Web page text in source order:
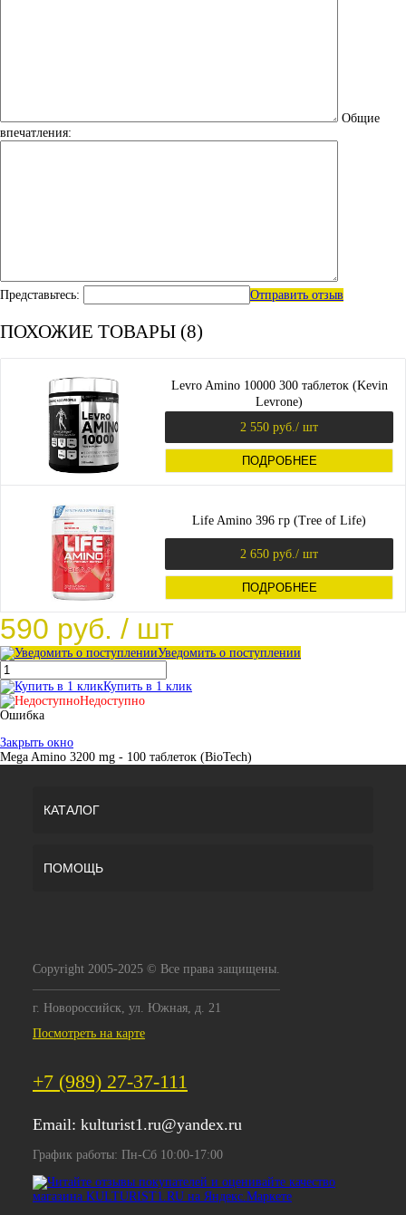
Общие
впечатления:
Представьтесь: Отправить отзыв
ПОХОЖИЕ ТОВАРЫ (8)
Levro Amino 10000 300 таблеток (Kevin
Levrone)
2 550 руб. / шт
ПОДРОБНЕЕ
Life Amino 396 гр (Tree of Life)
2 650 руб. / шт
ПОДРОБНЕЕ
590 руб. / шт
Уведомить о поступлении
Купить в 1 клик
Недоступно
Ошибка
Закрыть окно
Mega Amino 3200 mg - 100 таблеток (BioTech)
КАТАЛОГ
ПОМОЩЬ
Copyright 2005-2025 © Все права защищены.
г. Новороссийск, ул. Южная, д. 21
Посмотреть на карте
+7 (989) 27-37-111
Email: kulturist1.ru@yandex.ru
График работы: Пн-Сб 10:00-17:00